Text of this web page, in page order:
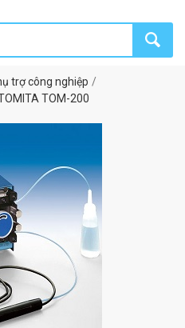
trợ công nghiệp
TOM-200